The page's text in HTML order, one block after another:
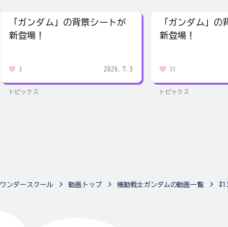
「ガンダム」の背景シートが
新登場！
3 2026.7.3
トピックス
「ガンダム」の
新登場！
11
トピックス
ワンダースクール 動画トップ 機動戦士ガンダムの動画一覧